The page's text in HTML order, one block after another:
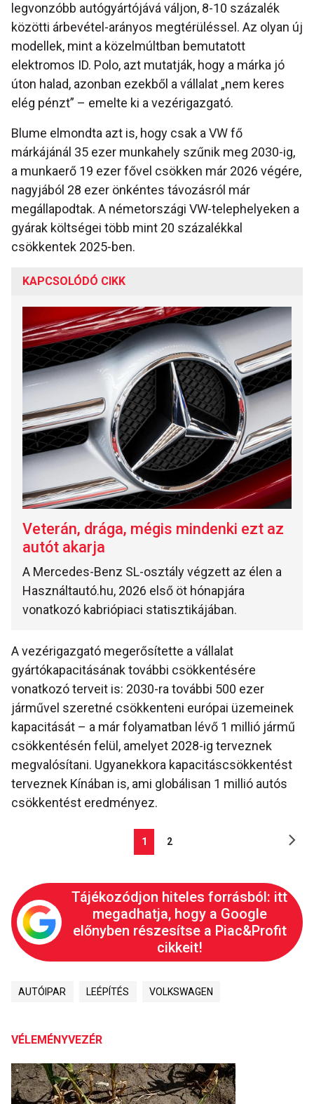
legvonzóbb autógyártójává váljon, 8-10 százalék
közötti árbevétel-arányos megtérüléssel. Az olyan új
modellek, mint a közelmúltban bemutatott
elektromos ID. Polo, azt mutatják, hogy a márka jó
úton halad, azonban ezekből a vállalat „nem keres
elég pénzt” – emelte ki a vezérigazgató.
Blume elmondta azt is, hogy csak a VW fő
márkájánál 35 ezer munkahely szűnik meg 2030-ig,
a munkaerő 19 ezer fővel csökken már 2026 végére,
nagyjából 28 ezer önkéntes távozásról már
megállapodtak. A németországi VW-telephelyeken a
gyárak költségei több mint 20 százalékkal
csökkentek 2025-ben.
KAPCSOLÓDÓ CIKK
Veterán, drága, mégis mindenki ezt az
autót akarja
A Mercedes-Benz SL-osztály végzett az élen a
Használtautó.hu, 2026 első öt hónapjára
vonatkozó kabriópiaci statisztikájában.
A vezérigazgató megerősítette a vállalat
gyártókapacitásának további csökkentésére
vonatkozó terveit is: 2030-ra további 500 ezer
járművel szeretné csökkenteni európai üzemeinek
kapacitását – a már folyamatban lévő 1 millió jármű
csökkentésén felül, amelyet 2028-ig terveznek
megvalósítani. Ugyanekkora kapacitáscsökkentést
terveznek Kínában is, ami globálisan 1 millió autós
csökkentést eredményez.
1 2
Tájékozódjon hiteles forrásból: itt
megadhatja, hogy a Google
előnyben részesítse a Piac&Profit
cikkeit!
AUTÓIPAR LEÉPÍTÉS VOLKSWAGEN
VÉLEMÉNYVEZÉR